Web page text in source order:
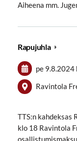
Aiheena mm.
Rapujuhla
pe 9.8.2024
Ravintola
TTS:n kahdeksas
klo 18 Ravintola